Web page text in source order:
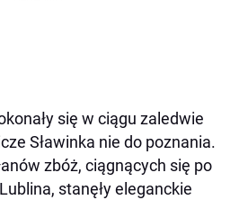
się w ciągu zaledwie
Sławinka nie do poznania.
zbóż, ciągnących się po
stanęły eleganckie